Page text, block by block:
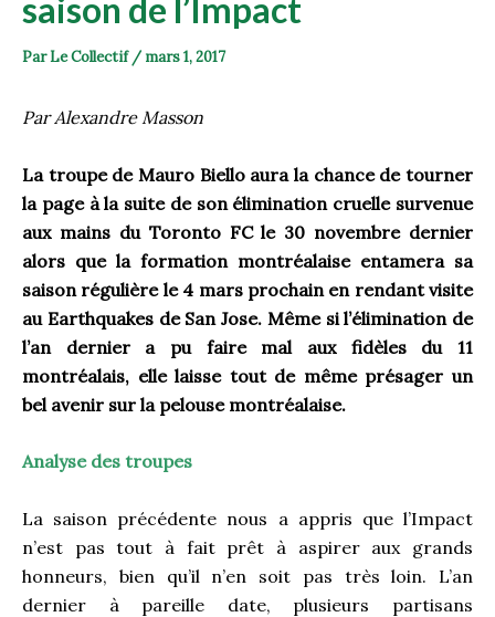
saison de l’Impact
ParLe Collectif / mars 1, 2017
Par Alexandre Masson
La troupe de Mauro Biello aura la chance de tourner
la page à la suite de son élimination cruelle survenue
aux mains du Toronto FC le 30 novembre dernier
alors que la formation montréalaise entamera sa
saison régulière le 4 mars prochain en rendant visite
au Earthquakes de San Jose. Même si l’élimination de
l’an dernier a pu faire mal aux fidèles du 11
montréalais, elle laisse tout de même présager un
bel avenir sur la pelouse montréalaise.
Analyse des troupes
La saison précédente nous a appris que l’Impact
n’est pas tout à fait prêt à aspirer aux grands
honneurs, bien qu’il n’en soit pas très loin. L’an
dernier à pareille date, plusieurs partisans